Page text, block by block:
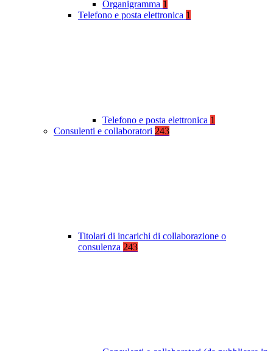
Organigramma 1
Telefono e posta elettronica 1
Telefono e posta elettronica 1
Consulenti e collaboratori 243
Titolari di incarichi di collaborazione o
consulenza 243